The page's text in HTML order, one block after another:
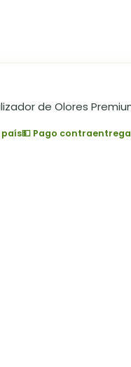
país💵 Pago contraentrega